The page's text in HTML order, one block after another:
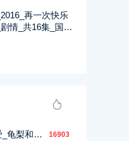
再一次快乐
情_共16集_国韩
日本_2006_唯一的爱_龟梨和也_绫濑遥_平冈佑太_10集全_日语_繁中字幕_AVI_每集约910M_720P 16903